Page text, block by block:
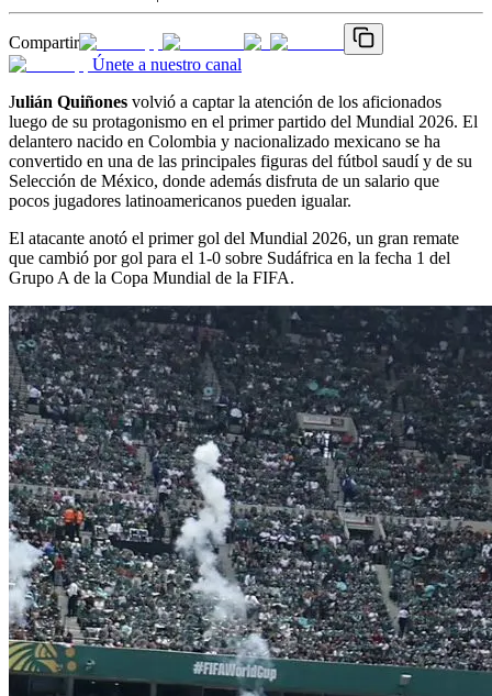
Compartir
Únete a nuestro canal
Julián Quiñones volvió a captar la atención de los aficionados
luego de su protagonismo en el primer partido del Mundial 2026. El
delantero nacido en Colombia y nacionalizado mexicano se ha
convertido en una de las principales figuras del fútbol saudí y de su
Selección de México, donde además disfruta de un salario que
pocos jugadores latinoamericanos pueden igualar.
El atacante anotó el primer gol del Mundial 2026, un gran remate
que cambió por gol para el 1-0 sobre Sudáfrica en la fecha 1 del
Grupo A de la Copa Mundial de la FIFA.